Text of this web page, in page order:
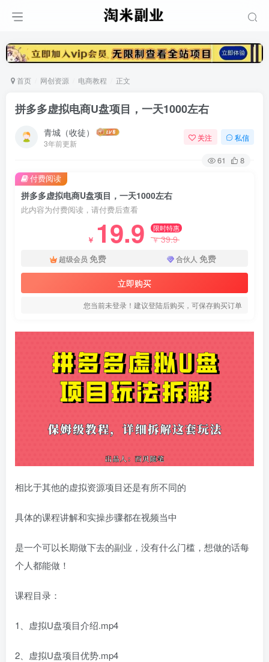
首页 网创资源 电商教程 正文
拼多多虚拟电商U盘项目，一天1000左右
青城（收徒）
3年前更新
关注 私信
61 8
拼多多虚拟电商U盘项目，一天1000左右
此内容为付费阅读，请付费后查看
￥ 19.9 限时特惠
￥39.9
超级会员 免费 合伙人 免费
立即购买
您当前未登录！建议登陆后购买，可保存购买订单
付费阅读
相比于其他的虚拟资源项目还是有所不同的
具体的课程讲解和实操步骤都在视频当中
是一个可以长期做下去的副业，没有什么门槛，想做的话每
个人都能做！
课程目录：
1、虚拟U盘项目介绍.mp4
2、虚拟U盘项目优势.mp4